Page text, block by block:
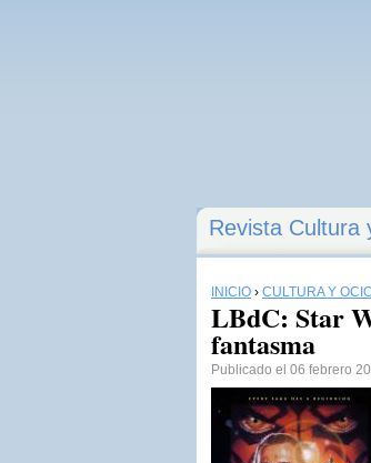
Revista Cultura
INICIO › CULTURA Y
LBdC: Star
fantasma
Publicado el 06 febrero